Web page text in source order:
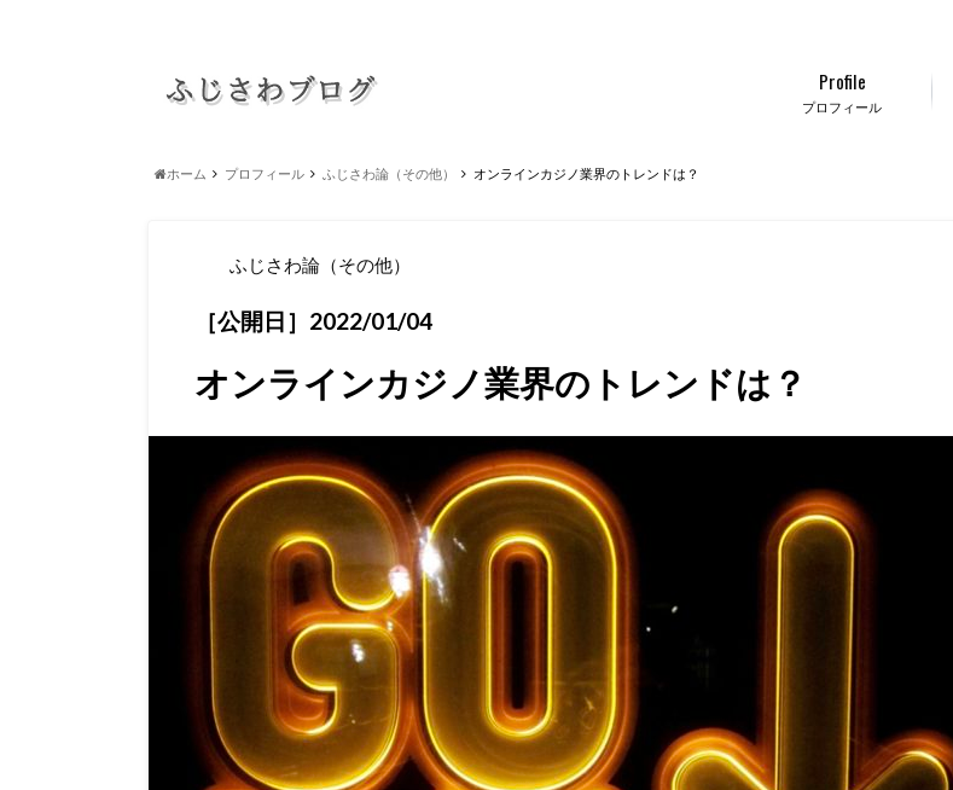
プロフィール
Profile
ホーム プロフィール ふじさわ論（その他） オンラインカジノ業界のトレンドは？
ふじさわ論（その他）
［公開日］2022/01/04
オンラインカジノ業界のトレンドは？